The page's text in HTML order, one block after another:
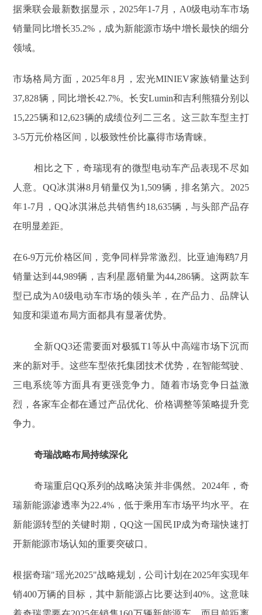
据乘联会最新数据显示，2025年1-7月，A0级电动车市场
销量同比增长35.2%，成为新能源市场中增长最快的细分
领域。
市场格局方面，2025年8月，宏光MINIEV家族销量达到
37,828辆，同比增长42.7%。长安Lumin和吉利熊猫分别以
15,225辆和12,623辆的成绩位列二三名。这三款车型主打
3-5万元价格区间，以极致性价比赢得市场青睐。
相比之下，奇瑞现有的微型电动车产品表现不尽如
人意。QQ冰淇淋8月销量仅为1,509辆，排名第六。2025
年1-7月，QQ冰淇淋总共销售约18,635辆，与头部产品存
在明显差距。
在6-9万元价格区间，竞争同样异常激烈。比亚迪海鸥7月
销量达到44,989辆，吉利星愿销量为44,286辆。这两款车
型已成为A0级电动车市场的领头羊，在产品力、品牌认
知度和渠道布局方面都具有显著优势。
全新QQ3还需要面对极狐T1等从中高端市场下沉而
来的新对手。这些车型依托集团技术优势，在智能驾驶、
三电系统等方面具有更强竞争力。随着市场竞争日益激
烈，各家车企都在通过产品优化、价格调整等策略提升竞
争力。
奇瑞战略布局持续深化
奇瑞重启QQ系列的战略决策并非偶然。2024年，奇
瑞新能源渗透率为22.4%，低于乘用车市场平均水平。在
新能源转型的关键时期，QQ这一国民IP成为奇瑞快速打
开新能源市场认知的重要突破口。
根据奇瑞"瑶光2025"战略规划，公司计划在2025年实现年
销400万辆的目标，其中新能源占比要达到40%。这意味